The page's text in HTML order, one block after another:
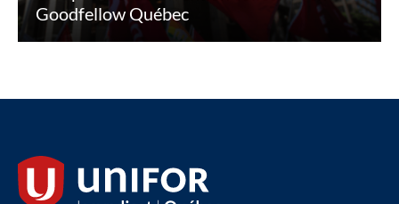
Goodfellow Québec